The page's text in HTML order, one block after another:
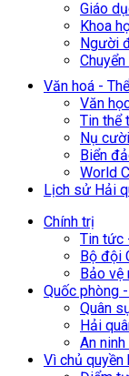
Giáo
Khoa
Người
Văn hoá -
Văn
Tin thể
Nụ
Biển
World
Lịch sử Hải
Chính trị
Tin tức
Bộ đội
Bảo vệ
Quốc phòng
Quân
Hải
An
Vì chủ quyền